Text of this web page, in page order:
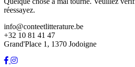
réessayez.
info@conteetlitterature.be
+32 10 81 41 47
Grand'Place 1, 1370 Jodoigne